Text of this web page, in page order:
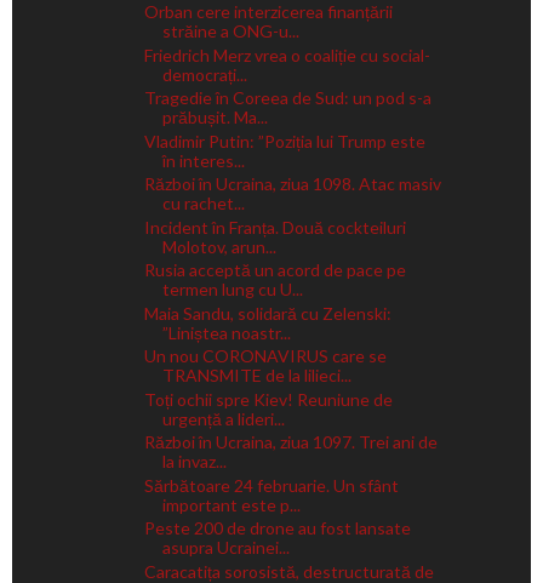
Orban cere interzicerea finanțării
străine a ONG-u...
Friedrich Merz vrea o coaliție cu social-
democrați...
Tragedie în Coreea de Sud: un pod s-a
prăbușit. Ma...
Vladimir Putin: ”Poziția lui Trump este
în interes...
Război în Ucraina, ziua 1098. Atac masiv
cu rachet...
Incident în Franța. Două cockteiluri
Molotov, arun...
Rusia acceptă un acord de pace pe
termen lung cu U...
Maia Sandu, solidară cu Zelenski:
”Liniștea noastr...
Un nou CORONAVIRUS care se
TRANSMITE de la lilieci...
Toți ochii spre Kiev! Reuniune de
urgență a lideri...
Război în Ucraina, ziua 1097. Trei ani de
la invaz...
Sărbătoare 24 februarie. Un sfânt
important este p...
Peste 200 de drone au fost lansate
asupra Ucrainei...
Caracatița sorosistă, destructurată de